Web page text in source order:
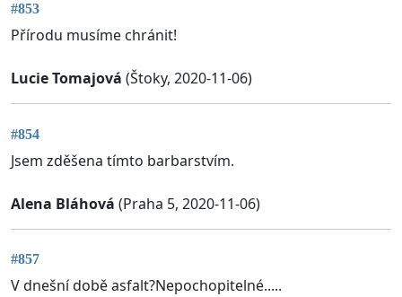
#853
Přírodu musíme chránit!
Lucie Tomajová (Štoky, 2020-11-06)
#854
Jsem zděšena tímto barbarstvím.
Alena Bláhová (Praha 5, 2020-11-06)
#857
V dnešní době asfalt?Nepochopitelné.....